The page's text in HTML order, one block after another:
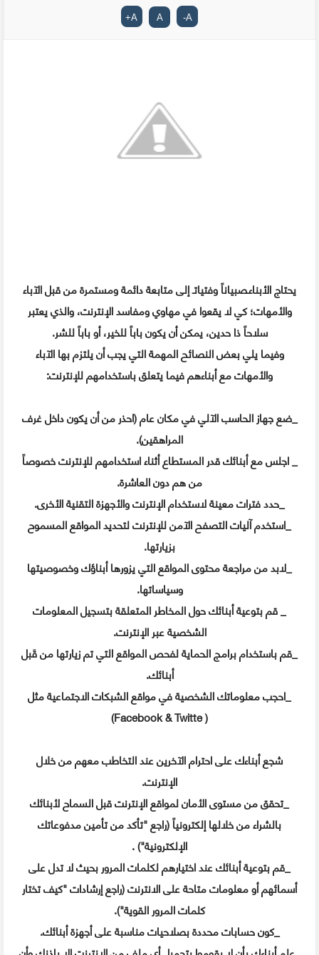
A
-
A
A
+
يحتاج الأبناءـصبياناً وفتياتـ إلى متابعة دائمة ومستمرة من قبل الآباء
والأمهات؛ كي لا يقعوا في مهاوي ومفاسد الإنترنت، والذي يعتبر
سلاحاً ذا حدين، يمكن أن يكون باباً للخير، أو باباً للشر.
وفيما يلي بعض النصائح المهمة التي يجب أن يلتزم بها الآباء
والأمهات مع أبناءهم فيما يتعلق باستخدامهم للإنترنت:
_ضع جهاز الحاسب الآلي في مكان عام (احذر من أن يكون داخل غرف
المراهقين).
_ اجلس مع أبنائك قدر المستطاع أثناء استخدامهم للإنترنت خصوصاً
من هم دون العاشرة.
_حدد فترات معينة لاستخدام الإنترنت والأجهزة التقنية الأخرى.
_استخدم آليات التصفح الآمن للإنترنت لتحديد المواقع المسموح
بزيارتها.
_لابد من مراجعة محتوى المواقع التي يزورها أبناؤك وخصوصيتها
وسياساتها.
_ قم بتوعية أبنائك حول المخاطر المتعلقة بتسجيل المعلومات
الشخصية عبر الإنترنت.
_قم باستخدام برامج الحماية لفحص المواقع التي تم زيارتها من قَبل
أبنائك.
_احجب معلوماتك الشخصية في مواقع الشبكات الاجتماعية مثل
( Facebook & Twitte)
شجع أبناءك على احترام الآخرين عند التخاطب معهم من خلال
الإنترنت.
_تحقق من مستوى الأمان لمواقع الإنترنت قبل السماح لأبنائك
بالشراء من خلالها إلكترونياً (راجع "تأكد من تأمين مدفوعاتك
الإلكترونية") .
_قم بتوعية أبنائك عند اختيارهم لكلمات المرور بحيث لا تدل على
أسمائهم أو معلومات متاحة على الانترنت (راجع إرشادات "كيف تختار
كلمات المرور القوية").
_كون حسابات محددة بصلاحيات مناسبة على أجهزة أبنائك.